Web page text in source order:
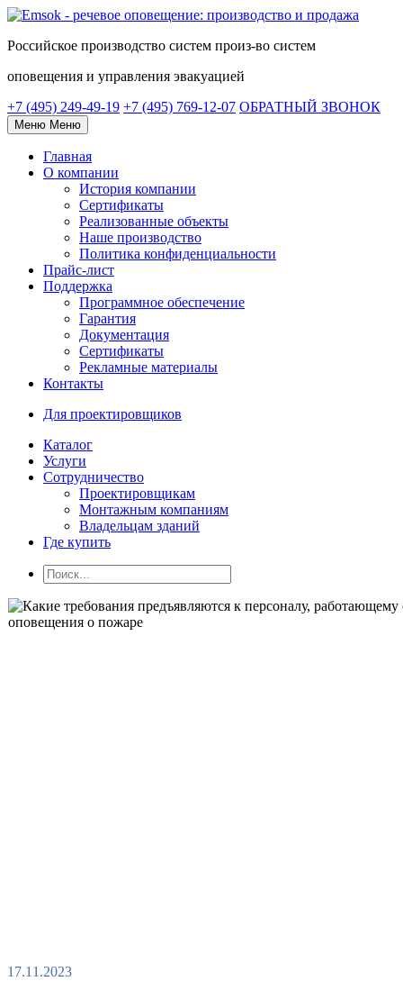
Российское производство систем произ-во систем
оповещения и управления эвакуацией
+7 (495) 249-49-19 +7 (495) 769-12-07 ОБРАТНЫЙ ЗВОНОК
Меню Меню
Главная
О компании
История компании
Сертификаты
Реализованные объекты
Наше производство
Политика конфиденциальности
Прайс-лист
Поддержка
Программное обеспечение
Гарантия
Документация
Сертификаты
Рекламные материалы
Контакты
Для проектировщиков
Каталог
Услуги
Сотрудничество
Проектировщикам
Монтажным компаниям
Владельцам зданий
Где купить
17.11.2023